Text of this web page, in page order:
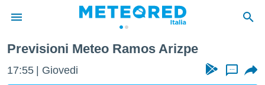
di
Previsioni Meteo Ramos Arizpe
17:55 Giovedi ...